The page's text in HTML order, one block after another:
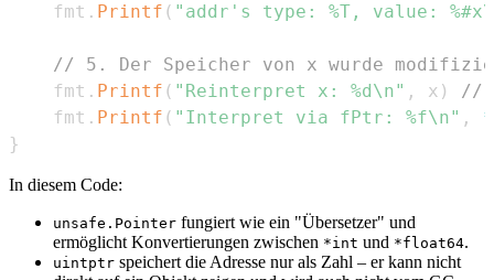
	fmt
. Printf ( "addr's type: %T, value:
// 5. Der Speicher von x wurde
	fmt
. Printf ( "Reinterpret x: %d\n" , x )
//
	fmt
. Printf ( "Interpret via fPtr: %f\n" ,
*
}
In diesem Code:
unsafe.Pointer fungiert wie ein "Übersetzer" und
ermöglicht Konvertierungen zwischen *int und *float64.
uintptr speichert die Adresse nur als Zahl – er kann nicht